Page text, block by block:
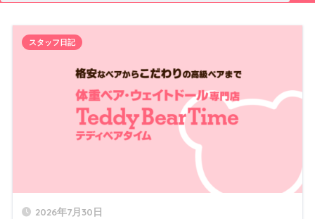
2026年7月30日
スタッフ日記